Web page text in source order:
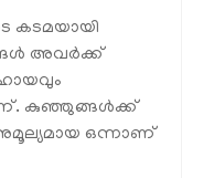
കടമയായി
അവര്‍ക്ക്
കുഞ്ഞുങ്ങള്‍ക്ക്
ഒന്നാണ്